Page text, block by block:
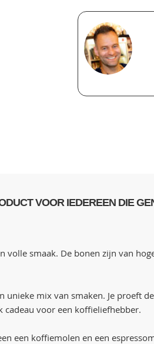
VOOR IEDEREEN DIE
smaak. De bonen zijn van
mix van smaken. Je proeft
cadeau voor een koffieliefhebber.
een koffiemolen en een